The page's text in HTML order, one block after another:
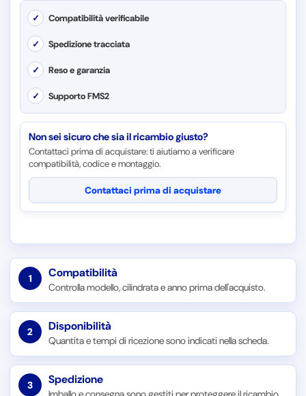
✓ Compatibilità verificabile
✓ Spedizione tracciata
✓ Reso e garanzia
✓ Supporto FMS2
Non sei sicuro che sia il ricambio giusto?
Contattaci prima di acquistare: ti aiutiamo a verificare
compatibilità, codice e montaggio.
Contattaci prima di acquistare
1 Compatibilità
Controlla modello, cilindrata e anno prima dell'acquisto.
2 Disponibilità
Quantita e tempi di ricezione sono indicati nella scheda.
3 Spedizione